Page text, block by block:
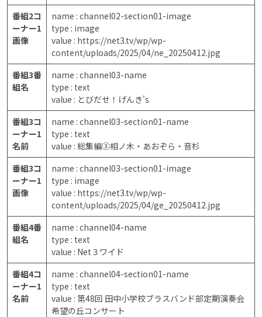
番組2コ
ーナー1
画像
name : channel02-section01-image
type : image
value : https://net3.tv/wp/wp-
content/uploads/2025/04/ne_20250412.jpg
番組3番
組名
name : channel03-name
type : text
value : とびだせ！げんき's
番組3コ
ーナー1
名前
name : channel03-section01-name
type : text
value : 総集編③相ノ木・あおぞら・音杉
番組3コ
ーナー1
画像
name : channel03-section01-image
type : image
value : https://net3.tv/wp/wp-
content/uploads/2025/04/ge_20250412.jpg
番組4番
組名
name : channel04-name
type : text
value : Net３ワイド
番組4コ
ーナー1
名前
name : channel04-section01-name
type : text
value : 第48回 田中小学校ブラスバンド部定期演奏会
希望の丘コンサート